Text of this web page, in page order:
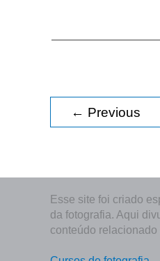
← Previous
Esse site foi criado
da fotografia. Aqui
conteúdo relacionado